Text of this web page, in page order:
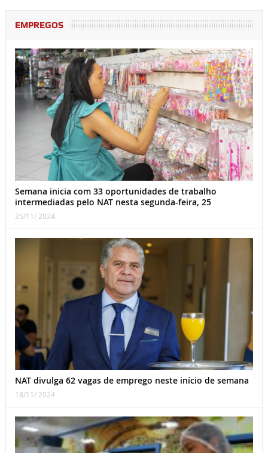
EMPREGOS
Semana inicia com 33 oportunidades de trabalho
intermediadas pelo NAT nesta segunda-feira, 25
25/11/ 2024
NAT divulga 62 vagas de emprego neste início de semana
18/11/ 2024